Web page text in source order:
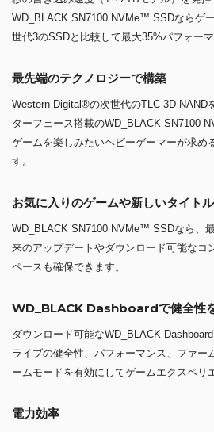
WD_BLACK SN7100 NVMe™ SSDならゲ
世代3のSSDと比較して最大35%パフォー
最先端のテクノロジーで構築
Western Digital®の次世代のTLC 3D NAND
ターフェース搭載のWD_BLACK SN7100
ゲームを楽しみたいヘビーゲーマーが求め
す。
お気に入りのゲームや新しいタイト
WD_BLACK SN7100 NVMe™ SSDなら、
来のアップデートやダウンロード可能なコ
ペースも確保できます。
WD_BLACK Dashboardで健全性
ダウンロード可能なWD_BLACK
ライブの健全性、パフォーマンス、ファー
ームモードを有効にしてゲームエクスペリ
電力効率